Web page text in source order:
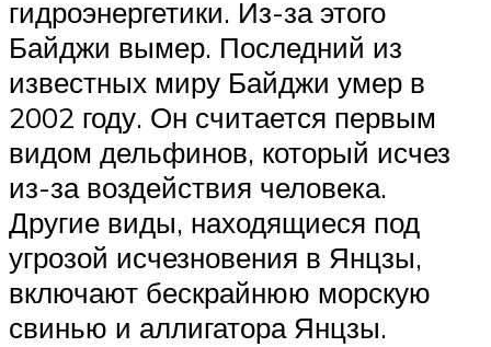
гидроэнергетики. Из-за этого
Байджи вымер. Последний из
известных миру Байджи умер в
2002 году. Он считается первым
видом дельфинов, который исчез
из-за воздействия человека.
Другие виды, находящиеся под
угрозой исчезновения в Янцзы,
включают бескрайнюю морскую
свинью и аллигатора Янцзы.